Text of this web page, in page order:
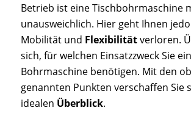
Betrieb ist eine Tischbohrmaschine
unausweichlich. Hier geht Ihnen
Mobilität und Flexibilitätverloren.
sich, für welchen Einsatzzweck Sie
Bohrmaschine benötigen. Mit den
genannten Punkten verschaffen Sie
idealen Überblick.